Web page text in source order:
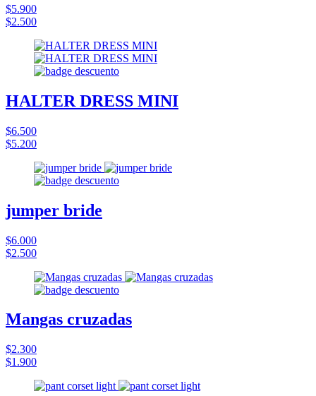
$5.900
$2.500
HALTER DRESS MINI
$6.500
$5.200
jumper bride
$6.000
$2.500
Mangas cruzadas
$2.300
$1.900